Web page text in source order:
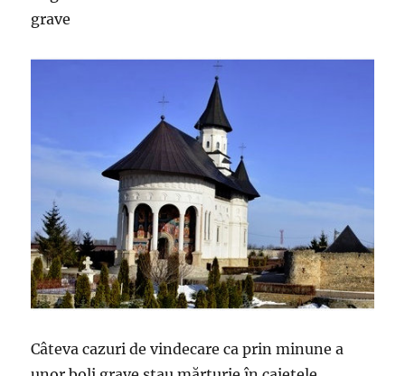
grave
Câteva cazuri de vindecare ca prin minune a